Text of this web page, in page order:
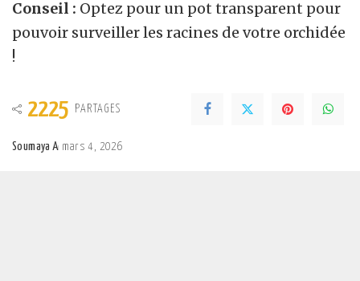
Conseil : Optez pour un pot transparent pour
pouvoir surveiller les racines de votre orchidée
!
2225 PARTAGES
Posted
Soumaya A mars 4, 2026